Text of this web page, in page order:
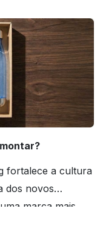
fortalece a cultura
dos novos
marca mais